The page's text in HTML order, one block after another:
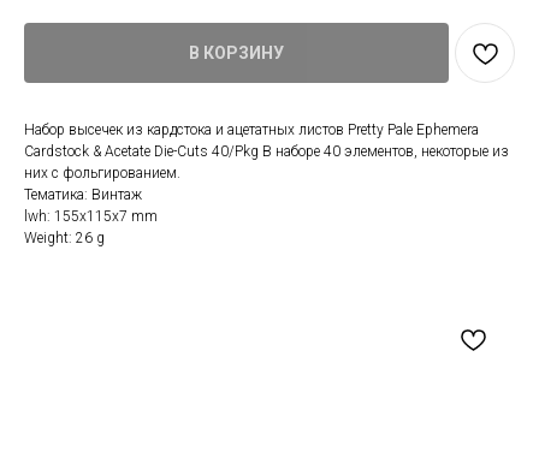
В КОРЗИНУ
Набор высечек из кардстока и ацетатных листов Pretty Pale Ephemera
Cardstock & Acetate Die-Cuts 40/Pkg В наборе 40 элементов, некоторые из
них с фольгированием.
Тематика: Винтаж
lwh: 155x115x7 mm
Weight: 26 g